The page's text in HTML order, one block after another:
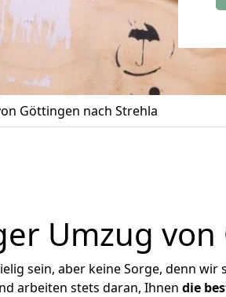
Göttingen nach Strehla
Umzug
sein, aber keine Sorge, denn wir
arbeiten stets daran, Ihnen die